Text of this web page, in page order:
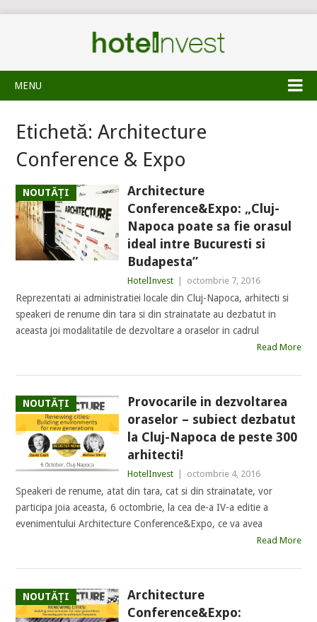
MENU
Etichetă:Architecture
Conference & Expo
NOUTĂȚI
Architecture
Conference&Expo: „Cluj-
Napoca poate sa fie orasul
ideal intre Bucuresti si
Budapesta”
HotelInvest octombrie 7, 2016
Reprezentati ai administratiei locale din Cluj-Napoca, arhitecti si
speakeri de renume din tara si din strainatate au dezbatut in
aceasta joi modalitatile de dezvoltare a oraselor in cadrul
Read More
NOUTĂȚI
Provocarile in dezvoltarea
oraselor – subiect dezbatut
la Cluj-Napoca de peste 300
arhitecti!
HotelInvest octombrie 4, 2016
Speakeri de renume, atat din tara, cat si din strainatate, vor
participa joia aceasta, 6 octombrie, la cea de-a IV-a editie a
evenimentului Architecture Conference&Expo, ce va avea
Read More
NOUTĂȚI
Architecture
Conference&Expo: